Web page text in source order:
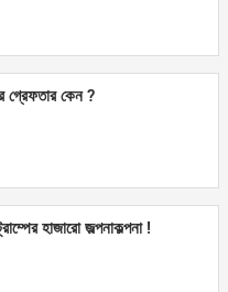
গ্রেফতার কেন ?
হাজারো জল্পনাকল্পনা !